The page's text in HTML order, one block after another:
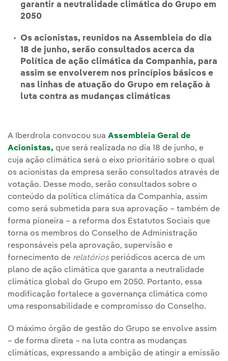
garantir a neutralidade climática do Grupo em
2050
Os acionistas, reunidos na Assembleia do dia
18 de junho, serão consultados acerca da
Política de ação climática da Companhia, para
assim se envolverem nos princípios básicos e
nas linhas de atuação do Grupo em relação à
luta contra as mudanças climáticas
A Iberdrola convocou sua Assembleia Geral de
Acionistas, que será realizada no dia 18 de junho, e
cuja ação climática será o eixo prioritário sobre o qual
os acionistas da empresa serão consultados através de
votação. Desse modo, serão consultados sobre o
conteúdo da política climática da Companhia, assim
como será submetida para sua aprovação – também de
forma pioneira – a reforma dos Estatutos Sociais que
torna os membros do Conselho de Administração
responsáveis pela aprovação, supervisão e
fornecimento de relatóriosperiódicos acerca de um
plano de ação climática que garanta a neutralidade
climática global do Grupo em 2050. Portanto, essa
modificação fortalece a governança climática como
uma responsabilidade e compromisso do Conselho.
O máximo órgão de gestão do Grupo se envolve assim
– de forma direta – na luta contra as mudanças
climáticas, expressando a ambição de atingir a emissão